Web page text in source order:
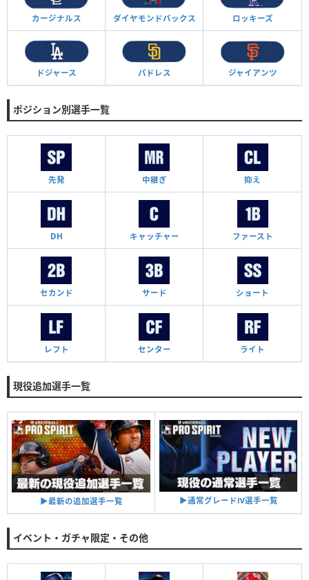
カージナルス ダイヤモンドバックス ロッキーズ
ドジャース パドレス ジャイアンツ
ポジション別選手一覧
先発 中継ぎ 抑え
DH キャッチャー ファースト
セカンド サード ショート
レフト センター ライト
現役追加選手一覧
▶︎最新の追加選手一覧 ▶︎通常グレードⅣ選手一覧
イベント・ガチャ限定・その他